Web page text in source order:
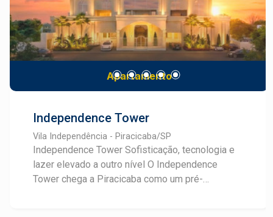
Apartamento
Independence Tower
Vila Independência - Piracicaba/SP
Independence Tower Sofisticação, tecnologia e
lazer elevado a outro nível O Independence
Tower chega a Piracicaba como um pré-